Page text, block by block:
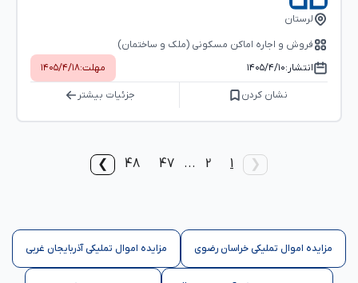
لرستان
فروش و اجاره اماکن مسکونی (ملک و ساختمان)
انتشار:۱۴۰۵/۴/۱۰ مهلت:۱۴۰۵/۴/۱۸
نشان کردن جزئیات بیشتر
❮
1
2
...
47
48
❯
مزایده اموال تملیکی خراسان رضوی مزایده اموال تملیکی آذربایجان غربی